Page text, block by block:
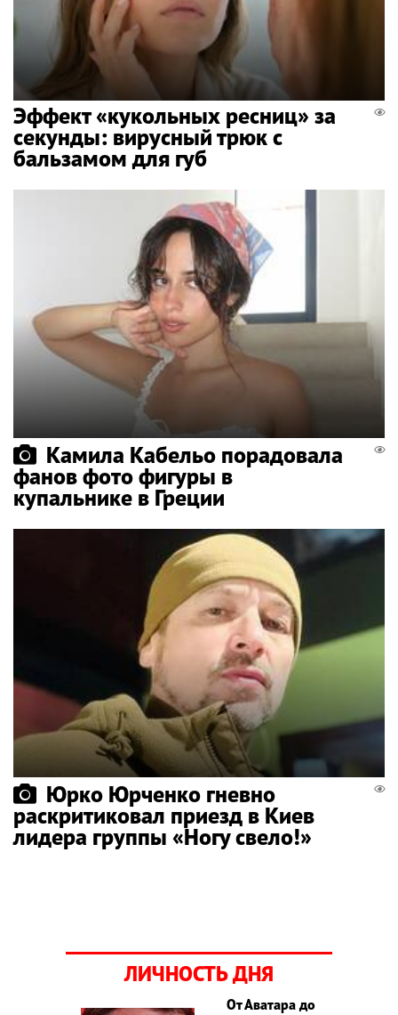
Эффект «кукольных ресниц» за
секунды: вирусный трюк с
бальзамом для губ
Камила Кабельо порадовала
фанов фото фигуры в
купальнике в Греции
Юрко Юрченко гневно
раскритиковал приезд в Киев
лидера группы «Ногу свело!»
ЛИЧНОСТЬ ДНЯ
От Аватара до